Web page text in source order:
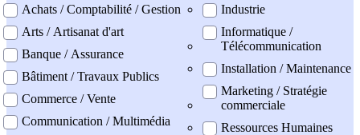
professionel
Achats / Comptabilité / Gestion
Arts / Artisanat d'art
Banque / Assurance
Bâtiment / Travaux Publics
Commerce / Vente
Communication / Multimédia
Industrie
Informatique /
Télécommunication
Installation / Maintenance
Marketing / Stratégie
commerciale
Ressources Humaines